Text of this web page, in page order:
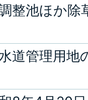
整池ほか除
道管理用地